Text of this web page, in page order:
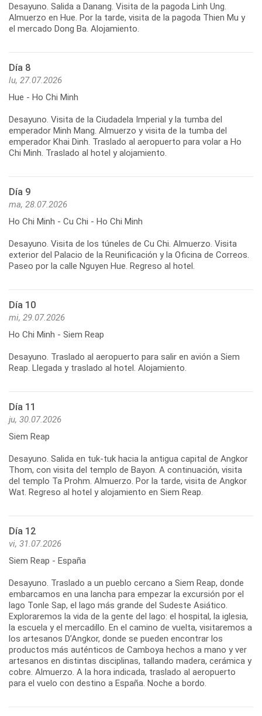
Desayuno. Salida a Danang. Visita de la pagoda Linh Ung.
Almuerzo en Hue. Por la tarde, visita de la pagoda Thien Mu y
Día 8
lu, 27.07.2026
Hue - Ho Chi Minh
Desayuno. Visita de la Ciudadela Imperial y la tumba del
emperador Minh Mang. Almuerzo y visita de la tumba del
emperador Khai Dinh. Traslado al aeropuerto para volar a Ho
Día 9
ma, 28.07.2026
Ho Chi Minh - Cu Chi - Ho Chi Minh
Desayuno. Visita de los túneles de Cu Chi. Almuerzo. Visita
exterior del Palacio de la Reunificación y la Oficina de Correos.
Día 10
mi, 29.07.2026
Ho Chi Minh - Siem Reap
Desayuno. Traslado al aeropuerto para salir en avión a Siem
Día 11
ju, 30.07.2026
Siem Reap
Desayuno. Salida en tuk-tuk hacia la antigua capital de Angkor
Thom, con visita del templo de Bayon. A continuación, visita
del templo Ta Prohm. Almuerzo. Por la tarde, visita de Angkor
Día 12
vi, 31.07.2026
Siem Reap - España
Desayuno. Traslado a un pueblo cercano a Siem Reap, donde
embarcamos en una lancha para empezar la excursión por el
lago Tonle Sap, el lago más grande del Sudeste Asiático.
Exploraremos la vida de la gente del lago: el hospital, la iglesia,
la escuela y el mercadillo. En el camino de vuelta, visitaremos a
los artesanos D’Angkor, donde se pueden encontrar los
productos más auténticos de Camboya hechos a mano y ver
artesanos en distintas disciplinas, tallando madera, cerámica y
cobre. Almuerzo. A la hora indicada, traslado al aeropuerto